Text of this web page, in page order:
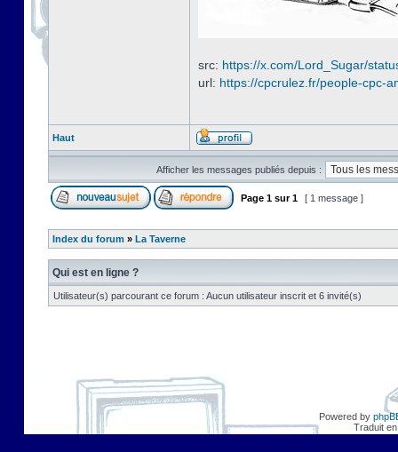
src: https://x.com/Lord_Sugar/
url: https://cpcrulez.fr/people-cpc-
Haut
Afficher les messages publiés depuis :
Page 1 sur1 [ 1 message ]
Index du forum » La Taverne
Qui est en ligne ?
Utilisateur(s) parcourant ce forum : Aucun utilisateur inscrit et 6 invité(s)
Powered by
Traduit